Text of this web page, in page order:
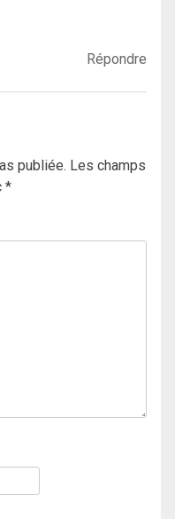
Répondre
publiée. Les champs
*